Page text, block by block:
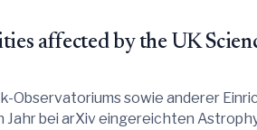
affected by the UK
Observatoriums sowie anderer
Jahr bei arXiv eingereichten